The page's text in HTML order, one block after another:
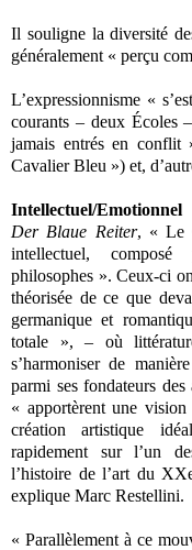
Il souligne la diversité
généralement « perçu
L’expressionnisme «
courants – deux Écoles
jamais entrés en conflit
Cavalier Bleu ») et,
Intellectuel/Emotionnel
Der Blaue Reiter, « Le
intellectuel,
philosophes ». Ceux-ci
théorisée de ce que
germanique et
totale », – où
s’harmoniser de
parmi ses fondateurs des
« apportèrent une
création artistique
rapidement sur l’un
l’histoire de l’art du
explique Marc Restellini.
« Parallèlement à ce